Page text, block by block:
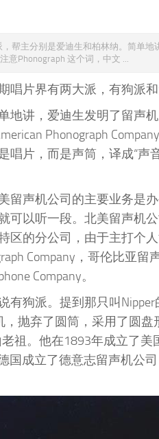
帮主分别是爱迪生和柏林纳。简单
意Phonograph 这个词，中文 ...
唱片界有两大派，有狗派
地讲，爱迪生发明了留声
Phonograph
唱片，而是声筒，译成“声
留声机公司的主要业务是
可以听一段。北美留声机
区的分公司，由于主打个
Company，哥伦比亚
Company。
有狗派。提到那只叫
，抛弃了圆筒，采用了圆
祖。他在1893年成立了美
成立了德意志留声机公